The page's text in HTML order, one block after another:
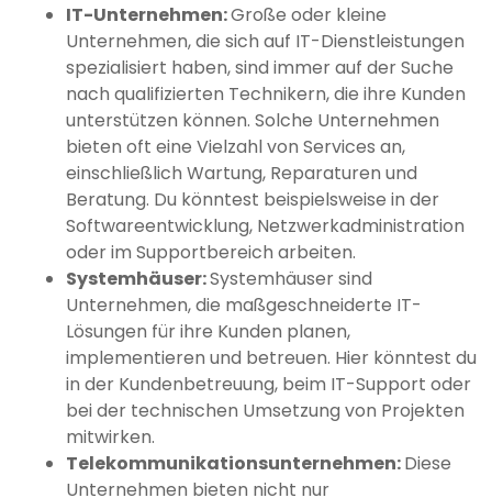
IT-Unternehmen:Große oder kleine
Unternehmen, die sich auf IT-Dienstleistungen
spezialisiert haben, sind immer auf der Suche
nach qualifizierten Technikern, die ihre Kunden
unterstützen können. Solche Unternehmen
bieten oft eine Vielzahl von Services an,
einschließlich Wartung, Reparaturen und
Beratung. Du könntest beispielsweise in der
Softwareentwicklung, Netzwerkadministration
oder im Supportbereich arbeiten.
Systemhäuser:Systemhäuser sind
Unternehmen, die maßgeschneiderte IT-
Lösungen für ihre Kunden planen,
implementieren und betreuen. Hier könntest du
in der Kundenbetreuung, beim IT-Support oder
bei der technischen Umsetzung von Projekten
mitwirken.
Telekommunikationsunternehmen:Diese
Unternehmen bieten nicht nur